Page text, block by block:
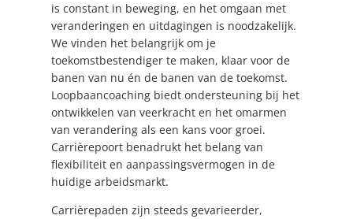
is constant in beweging, en het omgaan met
veranderingen en uitdagingen is noodzakelijk.
We vinden het belangrijk om je
toekomstbestendiger te maken, klaar voor de
banen van nu én de banen van de toekomst.
Loopbaancoaching biedt ondersteuning bij het
ontwikkelen van veerkracht en het omarmen
van verandering als een kans voor groei.
Carrièrepoort benadrukt het belang van
flexibiliteit en aanpassingsvermogen in de
huidige arbeidsmarkt.
Carrièrepaden zijn steeds gevarieerder,